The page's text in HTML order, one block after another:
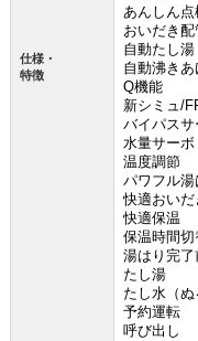
仕様・
特徴
あんしん点
おいだき
自動たし湯
自動沸きあ
Q機能
新シミュ/
バイパスサ
水量サーボ
温度調節
パワフル湯
快適おいだ
快適保温
保温時間切
湯はり完
たし湯
たし水（ぬ
予約運転
呼び出し